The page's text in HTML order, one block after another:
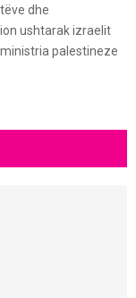
dhe
ushtarak izraelit
palestineze